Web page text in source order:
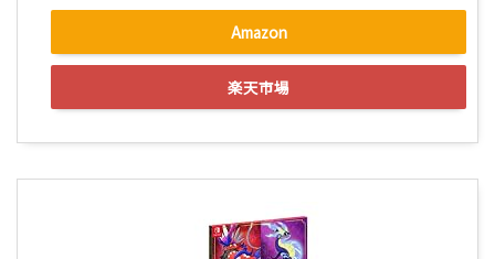
Amazon
楽天市場